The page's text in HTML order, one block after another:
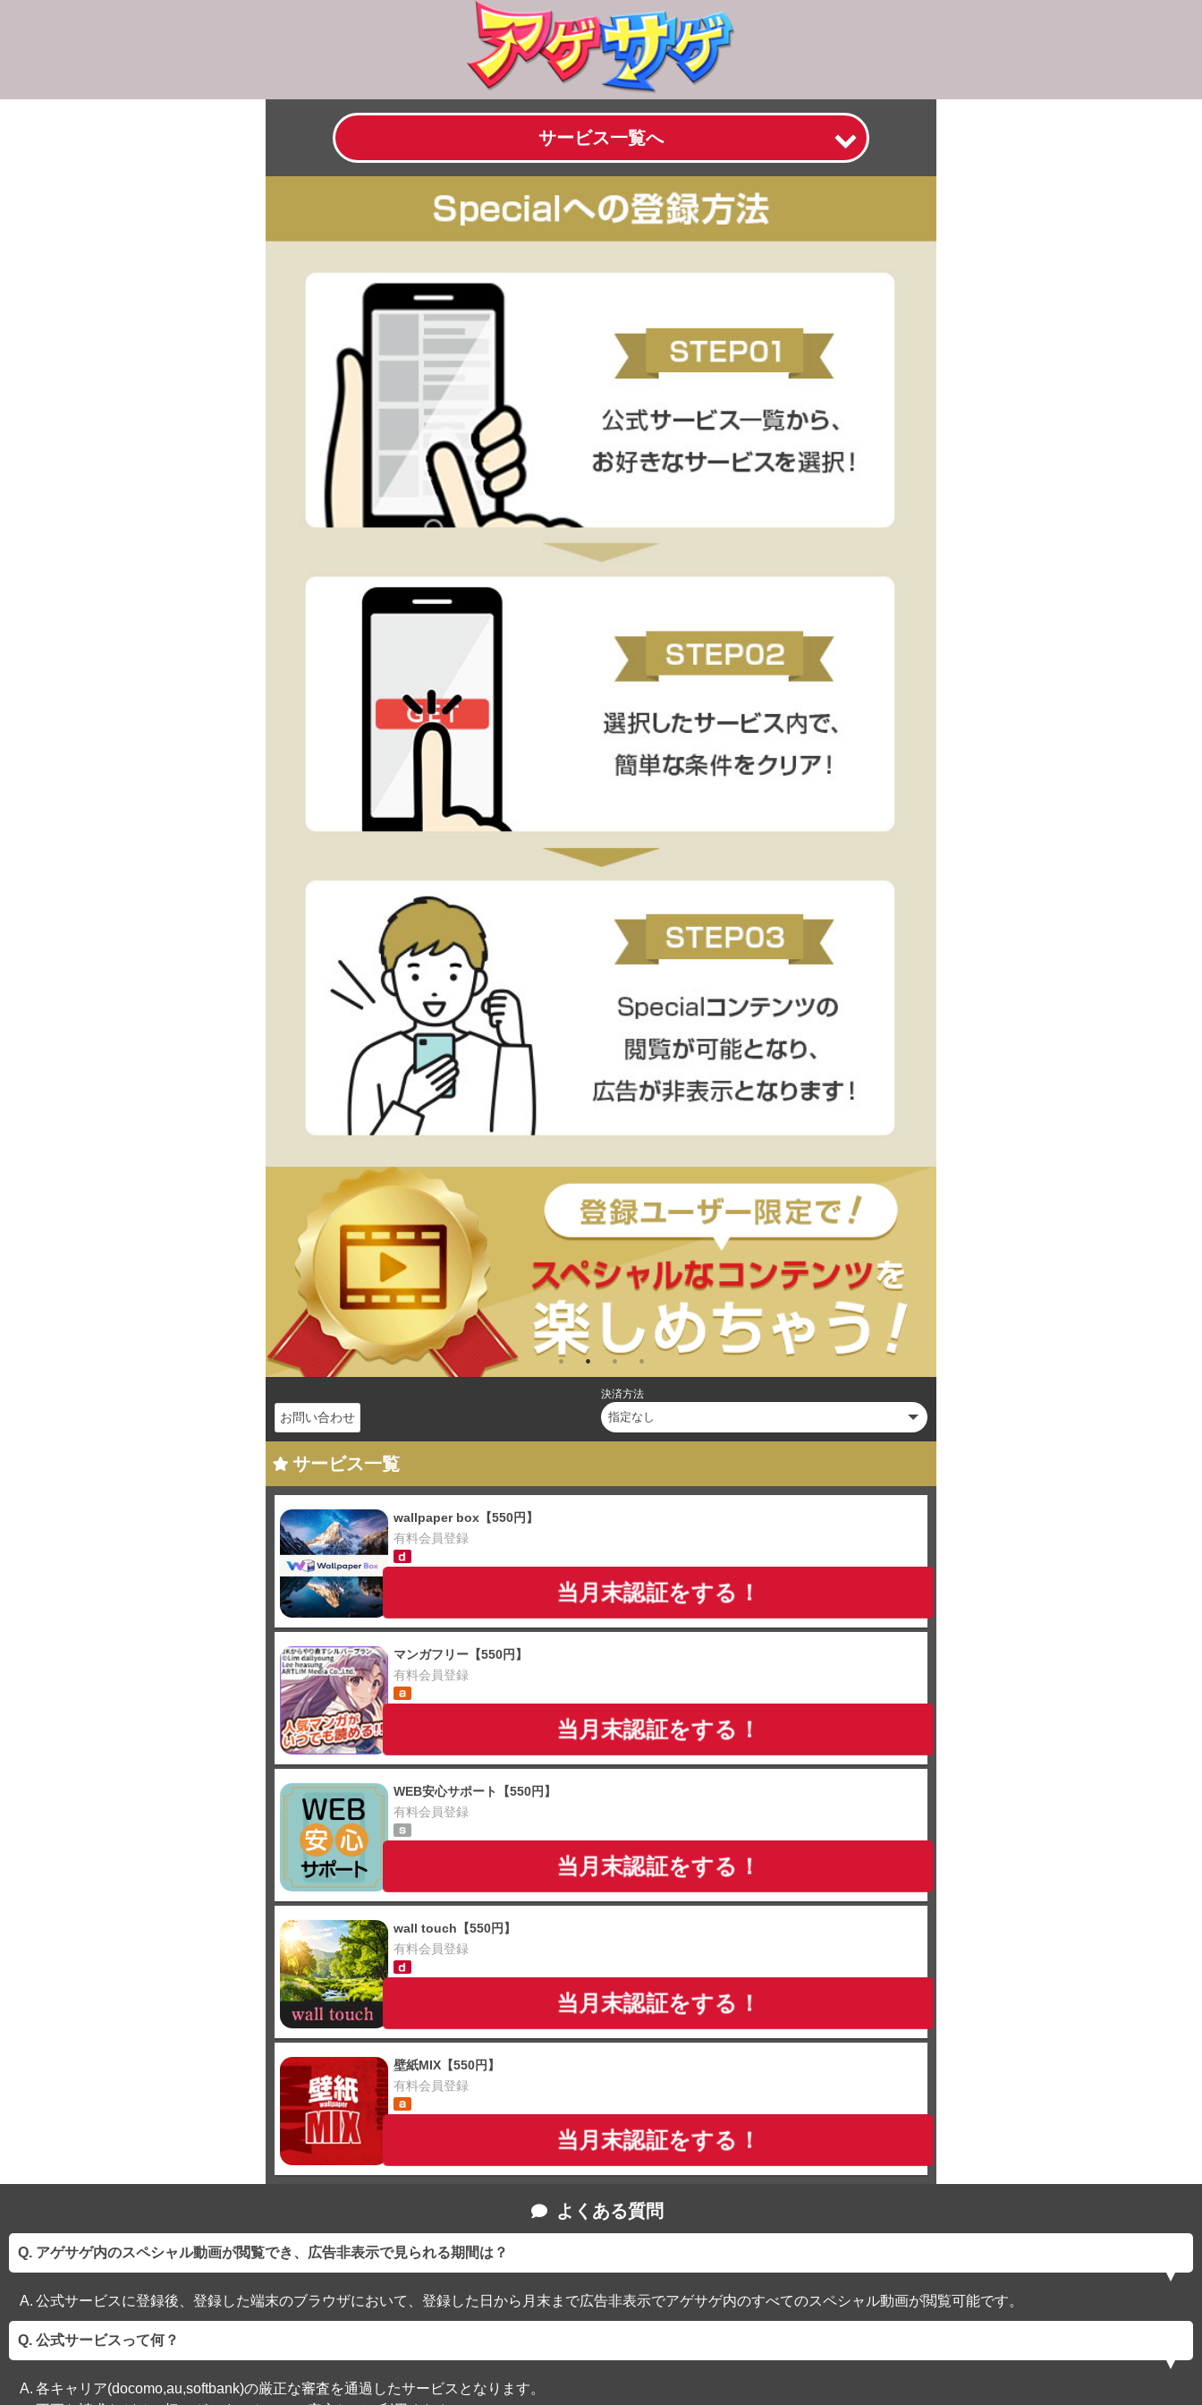
サービス一覧へ
お問い合わせ
決済方法
サービス一覧
wallpaper box【550円】
有料会員登録
当月末認証をする！
マンガフリー【550円】
有料会員登録
当月末認証をする！
WEB安心サポート【550円】
有料会員登録
当月末認証をする！
wall touch【550円】
有料会員登録
当月末認証をする！
壁紙MIX【550円】
有料会員登録
当月末認証をする！
よくある質問
アゲサゲ内のスペシャル動画が閲覧でき、広告非表示で見られる期間は？
公式サービスに登録後、登録した端末のブラウザにおいて、登録した日から月末まで広告非表示でアゲサゲ内のすべてのスペシャル動画が閲覧可能です。
公式サービスって何？
各キャリア(docomo,au,softbank)の厳正な審査を通過したサービスとなります。